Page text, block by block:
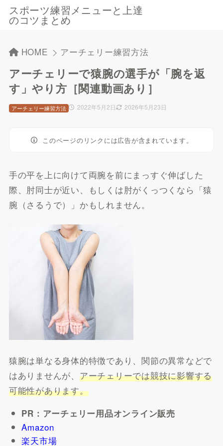
スポーツ練習メニューと上達
のコツまとめ
HOME アーチェリー練習方法
アーチェリーで猿腕の選手が「腕を返
す」やり方［関連動画あり］
2022年5月2日 2026年5月23日
アーチェリー練習方法
このページのリンクには広告が含まれています。
手の平を上に向けて両腕を前にまっすぐ伸ばした
際、肘同士が近い、もしくは肘がくっつくなら「猿
腕（さるうで）」かもしれません。
猿腕は単なる身体的特徴であり、関節の異常などで
はありませんが、 アーチェリーでは競技に影響する
可能性があります。
PR：アーチェリー用品オンライン販売
Amazon
楽天市場